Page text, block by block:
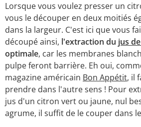
Lorsque vous voulez presser un
vous le découper en deux moitiés
dans la largeur. C'est ici que vous
découpé ainsi, l'extraction du jus
optimale, car les membranes
pulpe feront barrière. Eh oui,
magazine américain Bon Appétit, il
prendre dans l'autre sens ! Pour
jus d'un citron vert ou jaune, nul
agrume, il suffit de le couper dans